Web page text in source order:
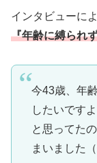
インタビューによ
『年齢に縛られ
今43歳、年
したいです
と思ってた
まいました（